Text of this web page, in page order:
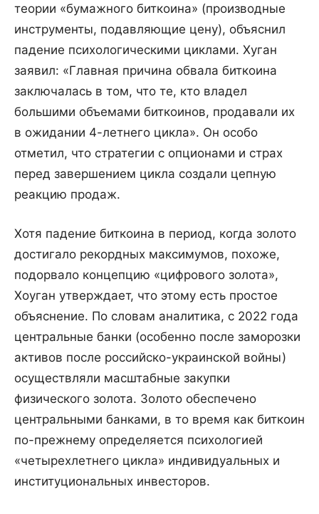
теории «бумажного биткоина» (производные
инструменты, подавляющие цену), объяснил
падение психологическими циклами. Хуган
заявил: «Главная причина обвала биткоина
заключалась в том, что те, кто владел
большими объемами биткоинов, продавали их
в ожидании 4-летнего цикла». Он особо
отметил, что стратегии с опционами и страх
перед завершением цикла создали цепную
реакцию продаж.
Хотя падение биткоина в период, когда золото
достигало рекордных максимумов, похоже,
подорвало концепцию «цифрового золота»,
Хоуган утверждает, что этому есть простое
объяснение. По словам аналитика, с 2022 года
центральные банки (особенно после заморозки
активов после российско-украинской войны)
осуществляли масштабные закупки
физического золота. Золото обеспечено
центральными банками, в то время как биткоин
по-прежнему определяется психологией
«четырехлетнего цикла» индивидуальных и
институциональных инвесторов.